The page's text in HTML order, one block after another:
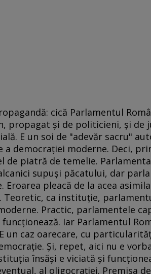
cică Parlamentul
propagat şi de politicieni, şi de
E un soi de "adevăr sacru"
democraţiei moderne. Deci,
de piatră de temelie.
supuşi păcatului, dar
pleacă de la acea
Teoretic, ca instituţie,
Practic, parlamentele
Iar Parlamentul
un caz oarecare, cu
Şi, repet, aici nu e
însăşi e viciată şi
al oligocraţiei. Premisa